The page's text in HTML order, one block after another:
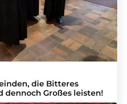
die Bitteres
dennoch Großes leisten!